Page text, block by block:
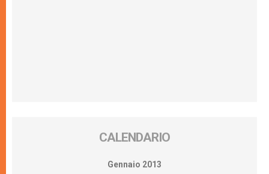
CALENDARIO
Gennaio 2013